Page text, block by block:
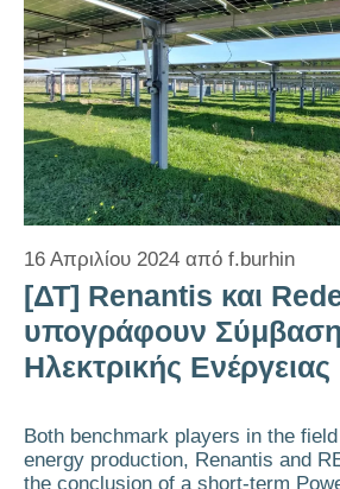
16 Απριλίου 2024 από f.burhin
[ΔΤ] Renantis και
υπογράφουν
Ηλεκτρικής Ενέργειας
Both benchmark players in the
energy production, Renantis and
the conclusion of a short-term